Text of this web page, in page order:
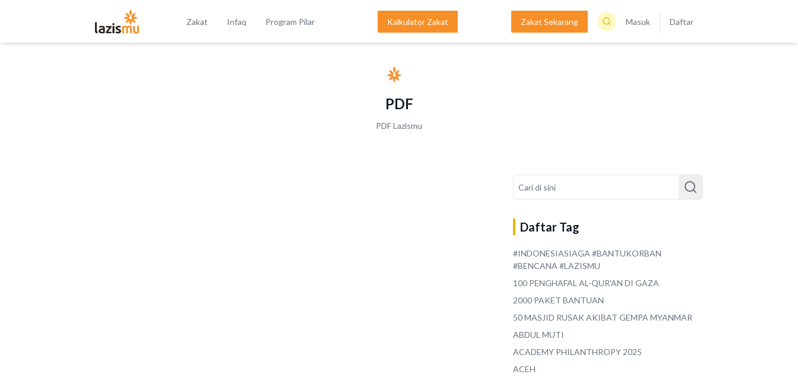
Zakat Infaq Program Pilar Kalkulator Zakat Zakat Sekarang Masuk Daftar
PDF
PDF Lazismu
Daftar Tag
#INDONESIASIAGA #BANTUKORBAN
#BENCANA #LAZISMU
100 PENGHAFAL AL-QUR'AN DI GAZA
2000 PAKET BANTUAN
50 MASJID RUSAK AKIBAT GEMPA MYANMAR
ABDUL MUTI
ACADEMY PHILANTHROPY 2025
ACEH